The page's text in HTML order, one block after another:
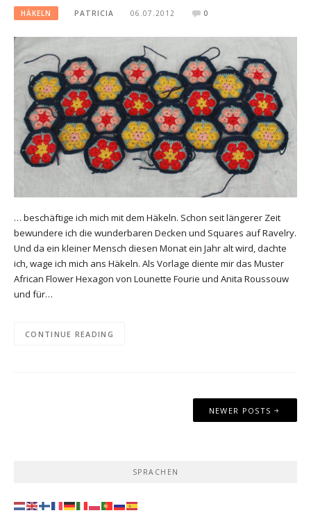
HÄKELN PATRICIA 06.07.2012 0
… beschäftige ich mich mit dem Häkeln. Schon seit längerer Zeit
bewundere ich die wunderbaren Decken und Squares auf Ravelry.
Und da ein kleiner Mensch diesen Monat ein Jahr alt wird, dachte
ich, wage ich mich ans Häkeln. Als Vorlage diente mir das Muster
African Flower Hexagon von Lounette Fourie und Anita Roussouw
und für…
CONTINUE READING
NEWER POSTS
SPRACHEN